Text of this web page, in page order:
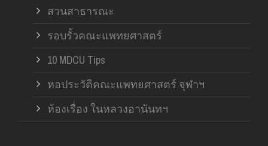
สวนสาธารณะ
รอบรั้วคณะแพทยศาสตร์
10 MDCU Tips
หอประวัติคณะแพทยศาสตร์ จุฬาฯ
ห้องเรื่อง ในหลวงอานันทฯ